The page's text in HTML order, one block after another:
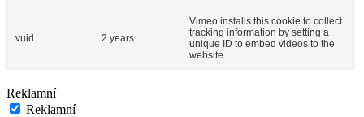
vuid 2 years
Vimeo installs this cookie to collect
tracking information by setting a
unique ID to embed videos to the
website.
Reklamní
Reklamní